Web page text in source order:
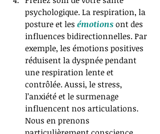
psychologique. La respiration, la
posture et les émotions ont des
influences bidirectionnelles. Par
exemple, les émotions positives
réduisent la dyspnée pendant
une respiration lente et
contrôlée. Aussi, le stress,
l’anxiété et le surmenage
influencent nos articulations.
Nous en prenons